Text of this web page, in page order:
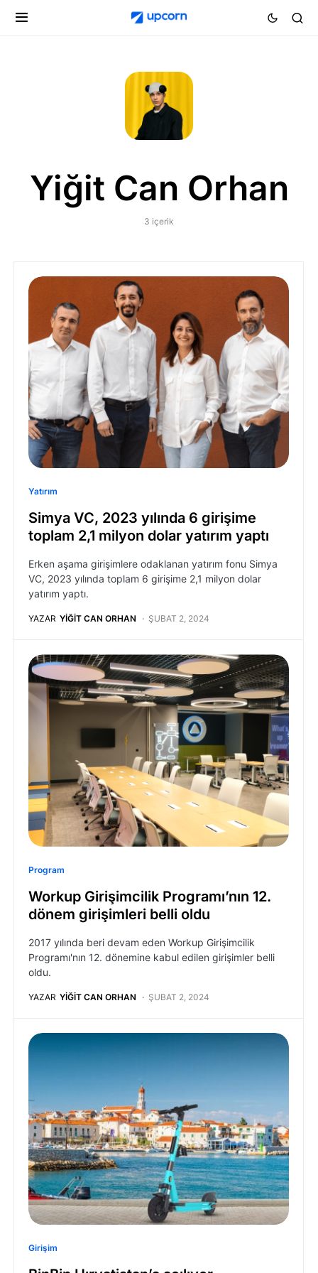
Yiğit Can Orhan
3 içerik
Yatırım
Simya VC, 2023 yılında 6 girişime
toplam 2,1 milyon dolar yatırım yaptı
Erken aşama girişimlere odaklanan yatırım fonu Simya
VC, 2023 yılında toplam 6 girişime 2,1 milyon dolar
yatırım yaptı.
YAZAR YIĞIT CAN ORHAN ŞUBAT 2, 2024
Program
Workup Girişimcilik Programı’nın 12.
dönem girişimleri belli oldu
2017 yılında beri devam eden Workup Girişimcilik
Programı'nın 12. dönemine kabul edilen girişimler belli
oldu.
YAZAR YIĞIT CAN ORHAN ŞUBAT 2, 2024
Girişim